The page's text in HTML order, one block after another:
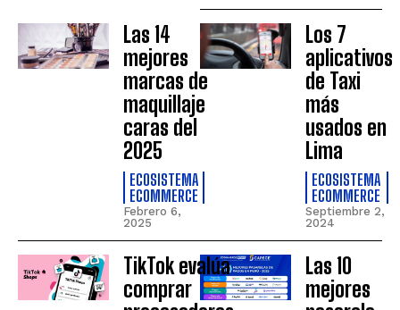
Las 14
mejores
marcas de
maquillaje
caras del
2025
ECOSISTEMA
ECOMMERCE
Febrero 6,
2025
Los 7
aplicativos
de Taxi
más
usados en
Lima
ECOSISTEMA
ECOMMERCE
Septiembre 2,
2024
TikTok evalúa
comprar
Las 10
mejores